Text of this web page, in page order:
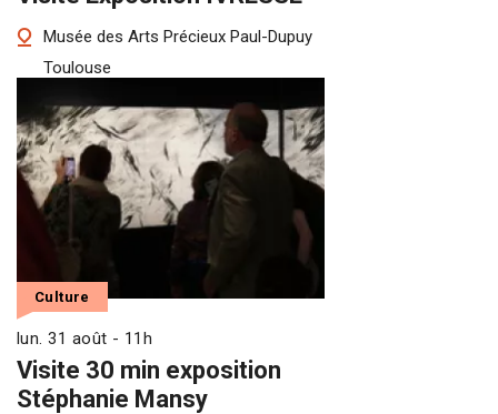
Musée des Arts Précieux Paul-Dupuy
Toulouse
Visite 30 min exposition
Stéphanie Mansy
Culture
lun. 31 août - 11h